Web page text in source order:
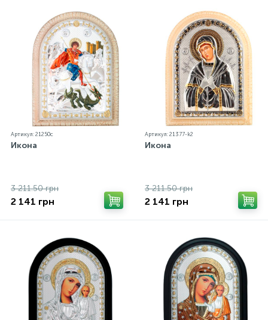
Артикул: 21250с
Икона
3 211.50 грн
2 141 грн
Артикул: 21377-k2
Икона
3 211.50 грн
2 141 грн